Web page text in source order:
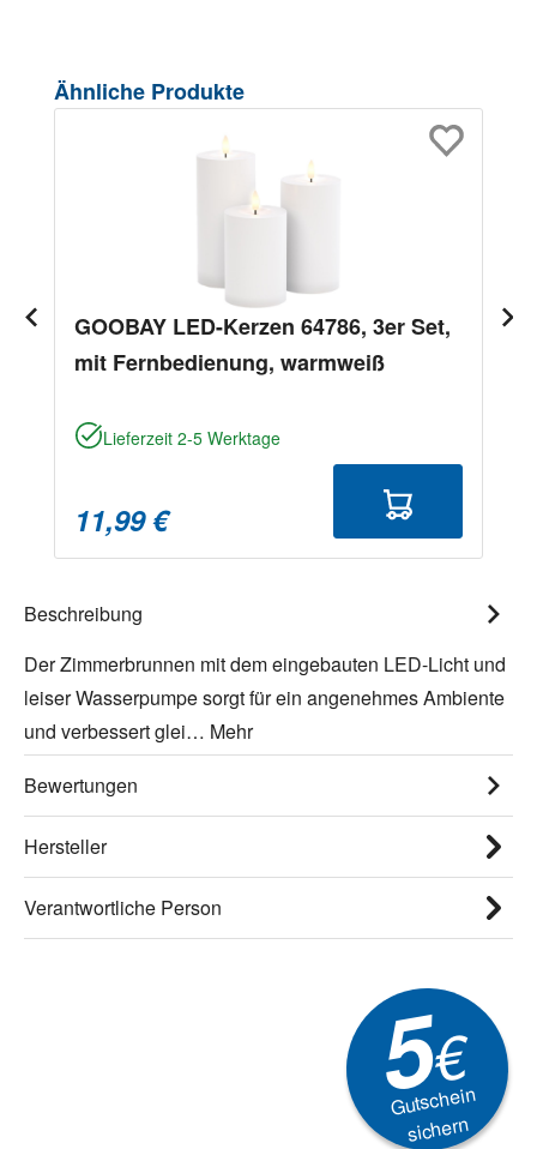
Produktgalerie überspringen
Ähnliche Produkte
GOOBAY LED-Kerzen 64786, 3er Set,
mit Fernbedienung, warmweiß
Lieferzeit 2-5 Werktage
11,99 €
Beschreibung
Der Zimmerbrunnen mit dem eingebauten LED-Licht und
leiser Wasserpumpe sorgt für ein angenehmes Ambiente
und verbessert glei… Mehr
Bewertungen
Hersteller
Verantwortliche Person
5€
Gutschein
sichern